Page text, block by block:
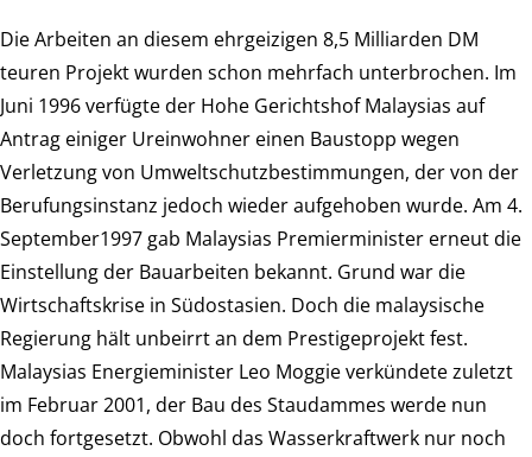
Die Arbeiten an diesem ehrgeizigen 8,5 Milliarden DM
teuren Projekt wurden schon mehrfach unterbrochen. Im
Juni 1996 verfügte der Hohe Gerichtshof Malaysias auf
Antrag einiger Ureinwohner einen Baustopp wegen
Verletzung von Umweltschutzbestimmungen, der von der
Berufungsinstanz jedoch wieder aufgehoben wurde. Am 4.
September1997 gab Malaysias Premierminister erneut die
Einstellung der Bauarbeiten bekannt. Grund war die
Wirtschaftskrise in Südostasien. Doch die malaysische
Regierung hält unbeirrt an dem Prestigeprojekt fest.
Malaysias Energieminister Leo Moggie verkündete zuletzt
im Februar 2001, der Bau des Staudammes werde nun
doch fortgesetzt. Obwohl das Wasserkraftwerk nur noch